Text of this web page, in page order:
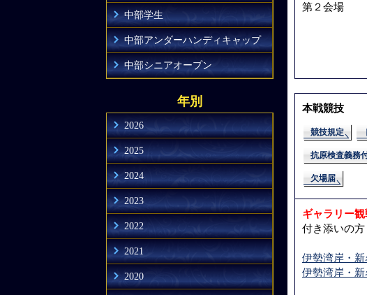
中部学生
中部アンダーハンディキャップ
中部シニアオープン
年別
2026
2025
2024
2023
2022
2021
2020
第２会場
本戦競技
競技規定
抗原検査義務
欠場届
ギャラリー観
付き添いの
伊勢湾岸・
伊勢湾岸・新